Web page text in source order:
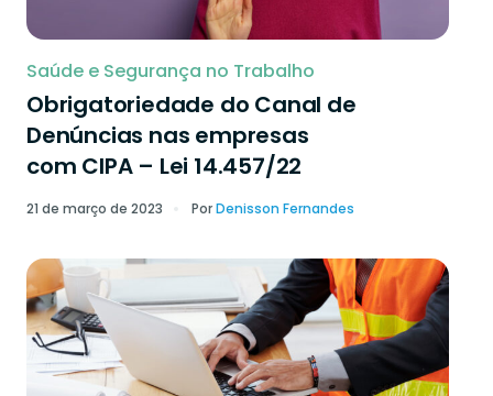
Saúde e Segurança no Trabalho
Obrigatoriedade do Canal de
Denúncias nas empresas
com CIPA – Lei 14.457/22
21 de março de 2023 PorDenisson Fernandes